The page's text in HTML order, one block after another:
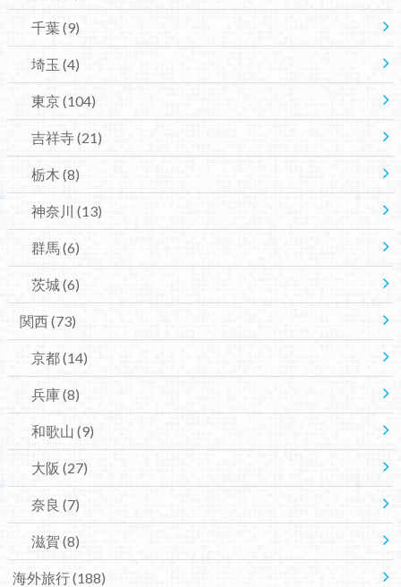
千葉(9)
埼玉 (4)
東京(104)
吉祥寺(21)
栃木 (8)
神奈川 (13)
群馬(6)
茨城 (6)
関西(73)
京都(14)
兵庫(8)
和歌山 (9)
大阪 (27)
奈良 (7)
滋賀 (8)
海外旅行(188)